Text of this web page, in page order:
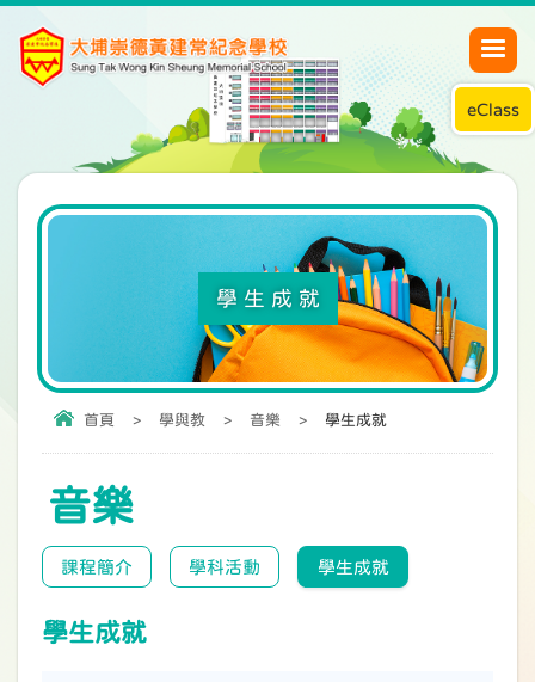
eClass
學生成就
首頁 > 學與教 > 音樂 > 學生成就
音樂
課程簡介 學科活動 學生成就
學生成就